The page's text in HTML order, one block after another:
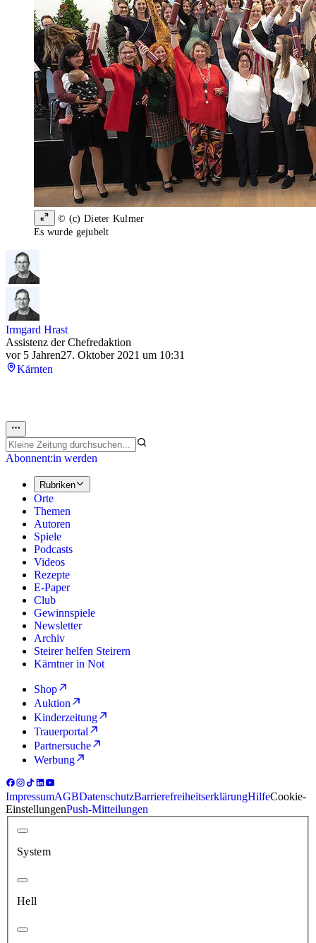
© (c) Dieter Kulmer
Es wurde gejubelt
Irmgard Hrast
Assistenz der Chefredaktion
vor 5 Jahren27. Oktober 2021 um 10:31
Kärnten
Abonnent:in werden
Rubriken
Orte
Themen
Autoren
Spiele
Podcasts
Videos
Rezepte
E-Paper
Club
Gewinnspiele
Newsletter
Archiv
Steirer helfen Steirern
Kärntner in Not
Shop
Auktion
Kinderzeitung
Trauerportal
Partnersuche
Werbung
ImpressumAGBDatenschutzBarrierefreiheitserklärungHilfeCookie-
EinstellungenPush-Mitteilungen
System
Hell